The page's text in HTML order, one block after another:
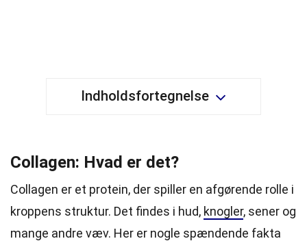
Indholdsfortegnelse
Collagen: Hvad er det?
Collagen er et protein, der spiller en afgørende rolle i
kroppens struktur. Det findes i hud, knogler, sener og
mange andre væv. Her er nogle spændende fakta